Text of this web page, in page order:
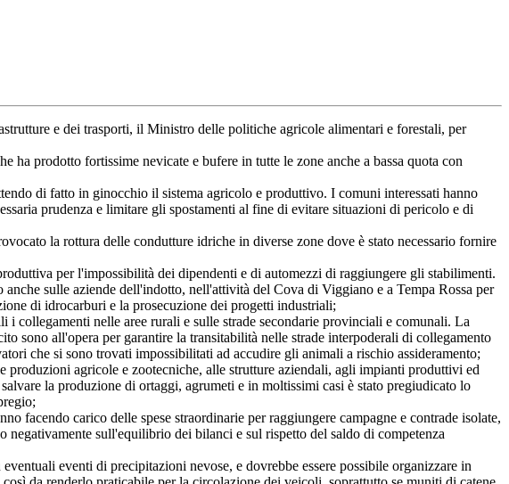
e dei trasporti, il Ministro delle politiche agricole alimentari e forestali, per
prodotto fortissime nevicate e bufere in tutte le zone anche a bassa quota con
di fatto in ginocchio il sistema agricolo e produttivo. I comuni interessati hanno
prudenza e limitare gli spostamenti al fine di evitare situazioni di pericolo e di
la rottura delle condutture idriche in diverse zone dove è stato necessario fornire
per l'impossibilità dei dipendenti e di automezzi di raggiungere gli stabilimenti.
sulle aziende dell'indotto, nell'attività del Cova di Viggiano e a Tempa Rossa per
di idrocarburi e la prosecuzione dei progetti industriali;
nelle aree rurali e sulle strade secondarie provinciali e comunali. La
sono all'opera per garantire la transitabilità nelle strade interpoderali di collegamento
che si sono trovati impossibilitati ad accudire gli animali a rischio assideramento;
agricole e zootecniche, alle strutture aziendali, agli impianti produttivi ed
la produzione di ortaggi, agrumeti e in moltissimi casi è stato pregiudicato lo
carico delle spese straordinarie per raggiungere campagne e contrade isolate,
sull'equilibrio dei bilanci e sul rispetto del saldo di competenza
eventi di precipitazioni nevose, e dovrebbe essere possibile organizzare in